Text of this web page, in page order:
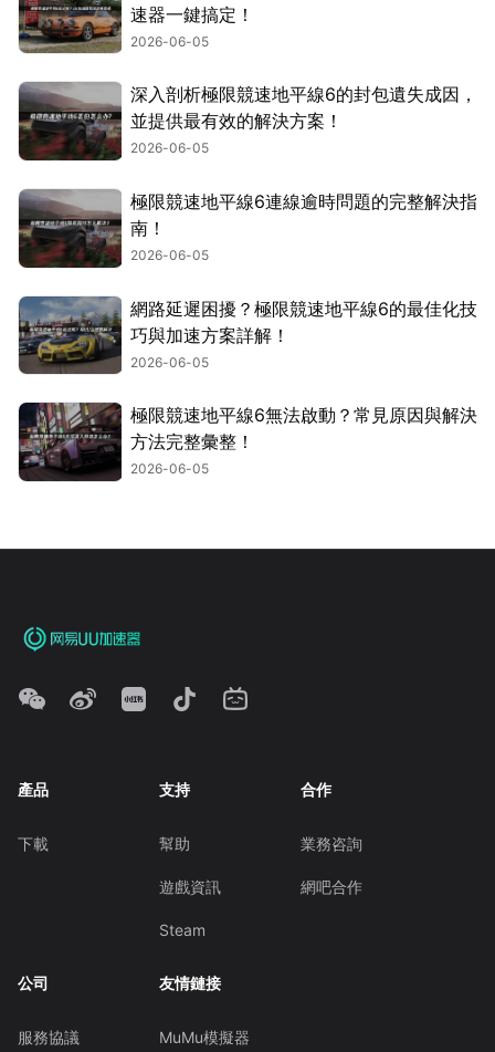
速器一鍵搞定！
2026-06-05
深入剖析極限競速地平線6的封包遺失成因，
並提供最有效的解決方案！
2026-06-05
極限競速地平線6連線逾時問題的完整解決指
南！
2026-06-05
網路延遲困擾？極限競速地平線6的最佳化技
巧與加速方案詳解！
2026-06-05
極限競速地平線6無法啟動？常見原因與解決
方法完整彙整！
2026-06-05
產品
下載
支持
幫助
遊戲資訊
Steam
合作
業務咨詢
網吧合作
公司
服務協議
友情鏈接
MuMu模擬器